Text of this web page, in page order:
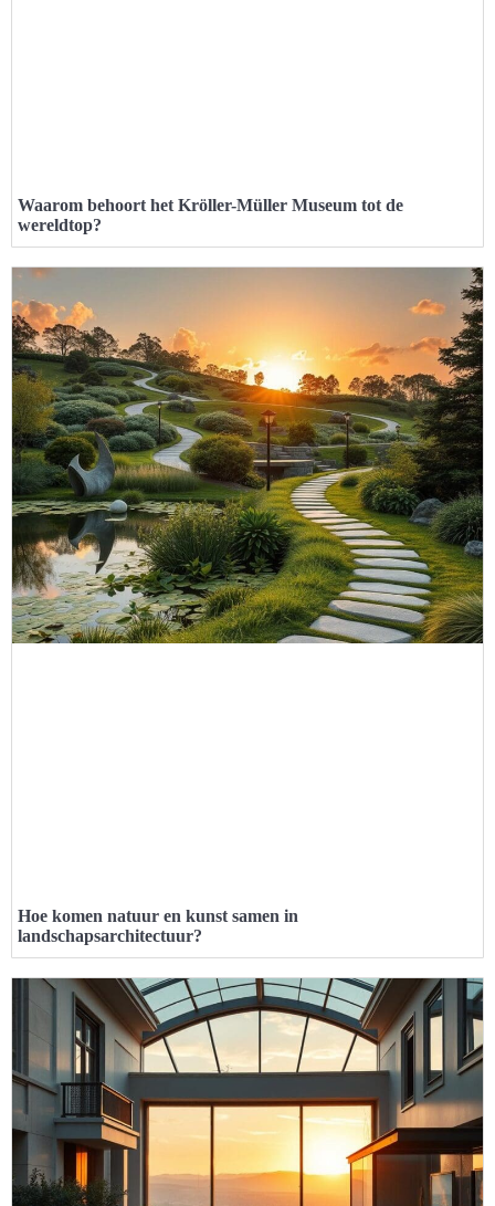
Waarom behoort het Kröller-Müller Museum tot de
wereldtop?
Hoe komen natuur en kunst samen in
landschapsarchitectuur?